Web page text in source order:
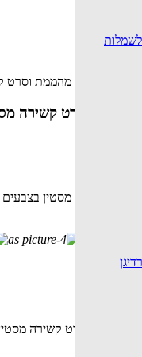
מתחרה מהממת וסרט
וסרט קשירה
קשירה מסטין בצבעים
הרצויה.
מהממת וסרט קשירה